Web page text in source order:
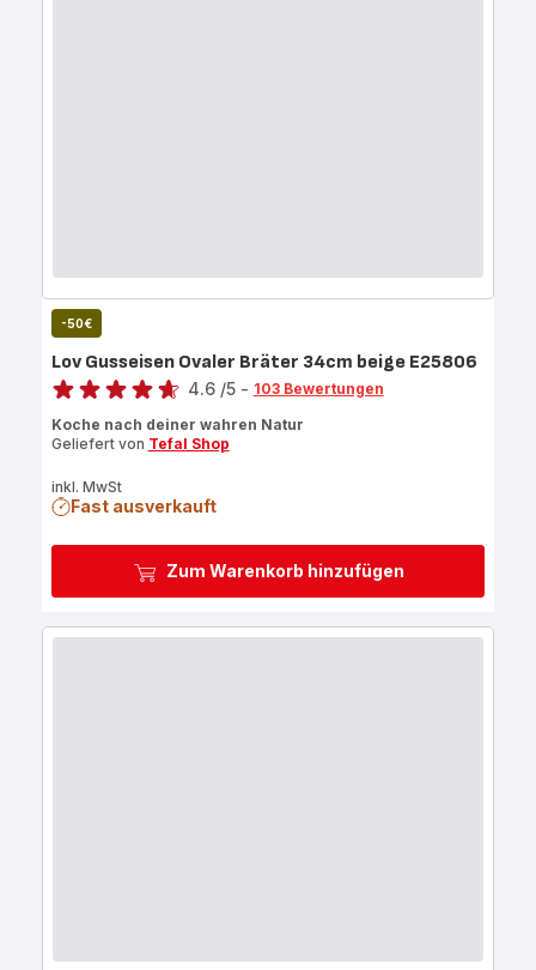
Zum Warenkorb hinzufügen
-50€
Lov Gusseisen Ovaler Bräter 34cm beige E25806
Bewertung
4.6 /5 - 103 Bewertungen
Koche nach deiner wahren Natur
Geliefert von Tefal Shop
inkl. MwSt
Fast ausverkauft